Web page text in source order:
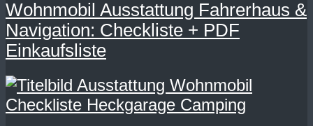
Wohnmobil Ausstattung Fahrerhaus &
Navigation: Checkliste + PDF
Einkaufsliste